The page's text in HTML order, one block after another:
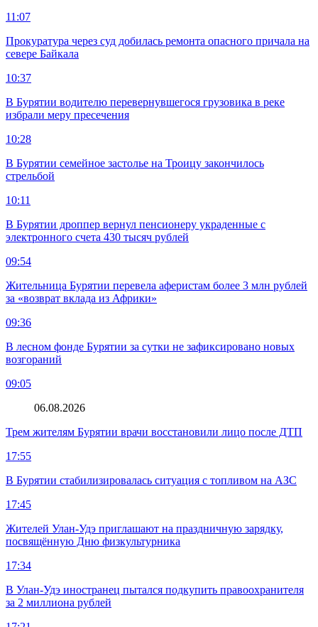
11:07
Прокуратура через суд добилась ремонта опасного причала на
севере Байкала
10:37
В Бурятии водителю перевернувшегося грузовика в реке
избрали меру пресечения
10:28
В Бурятии семейное застолье на Троицу закончилось
стрельбой
10:11
В Бурятии дроппер вернул пенсионеру украденные с
электронного счета 430 тысяч рублей
09:54
Жительница Бурятии перевела аферистам более 3 млн рублей
за «возврат вклада из Африки»
09:36
В лесном фонде Бурятии за сутки не зафиксировано новых
возгораний
09:05
06.08.2026
Трем жителям Бурятии врачи восстановили лицо после ДТП
17:55
В Бурятии стабилизировалась ситуация с топливом на АЗС
17:45
Жителей Улан-Удэ приглашают на праздничную зарядку,
посвящённую Дню физкультурника
17:34
В Улан-Удэ иностранец пытался подкупить правоохранителя
за 2 миллиона рублей